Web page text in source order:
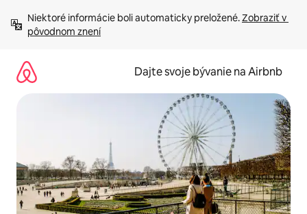
obsah.
Niektoré informácie boli automaticky preložené. Zobraziť v
pôvodnom znení
Dajte svoje bývanie na Airbnb